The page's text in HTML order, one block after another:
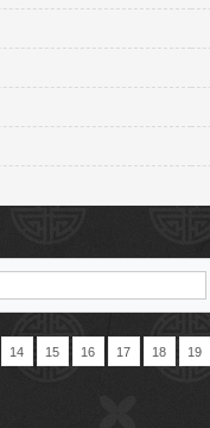
14 15 16 17 18 19